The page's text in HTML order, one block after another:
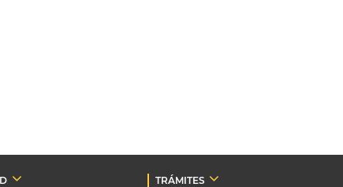
TRÁMITES